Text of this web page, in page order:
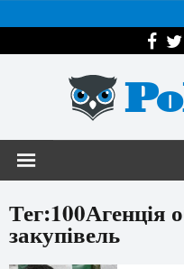
Тег:100Агенція
закупівель